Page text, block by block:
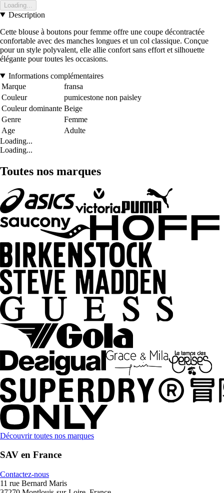
Loading...
Description
Cette blouse à boutons pour femme offre une coupe décontractée
confortable avec des manches longues et un col classique. Conçue
pour un style polyvalent, elle allie confort sans effort et silhouette
élégante pour toutes les occasions.
Informations complémentaires
Marque
fransa
Couleur
pumicestone non paisley
Couleur dominante Beige
Genre
Femme
Age
Adulte
Loading...
Loading...
Toutes nos marques
Découvrir toutes nos marques
SAV en France
Contactez-nous
11 rue Bernard Maris